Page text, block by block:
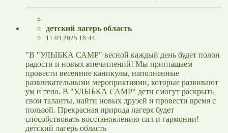
детский лагерь область
11.03.2025 18:44
"В "УЛЫБКА САМР" весной каждый день будет полон
радости и новых впечатлений! Мы приглашаем
провести весенние каникулы, наполненные
развлекательными мероприятиями, которые развивают
ум и тело. В "УЛЫБКА САМР" дети смогут раскрыть
свои таланты, найти новых друзей и провести время с
пользой. Прекрасная природа лагеря будет
способствовать восстановлению сил и гармонии!
детский лагерь область